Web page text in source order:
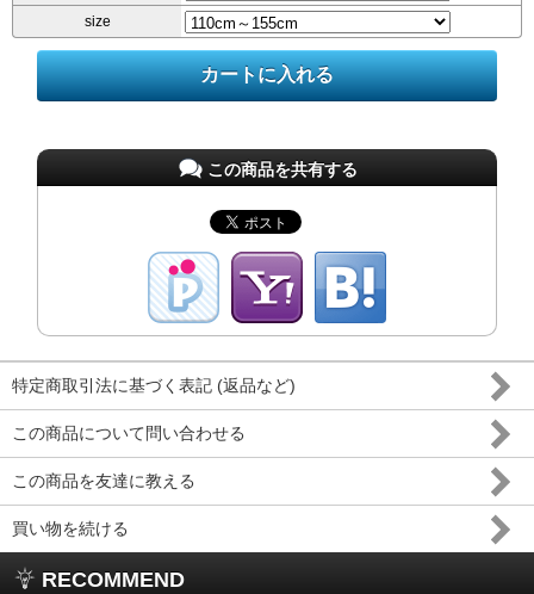
size
この商品を共有する
特定商取引法に基づく表記 (返品など)
この商品について問い合わせる
この商品を友達に教える
買い物を続ける
RECOMMEND